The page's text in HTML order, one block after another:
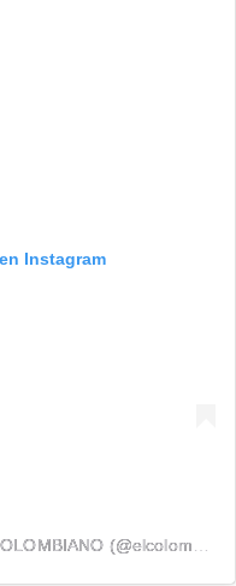
Instagram
Una publicación compartida de EL COLOMBIANO (@elcolombiano_)